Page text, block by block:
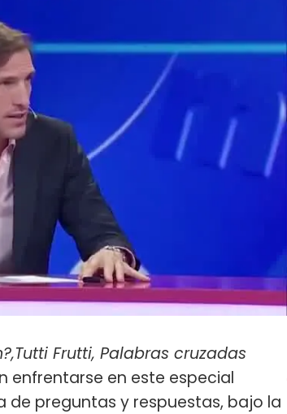
Frutti, Palabras cruzadas
enfrentarse en este especial
de preguntas y respuestas, bajo la